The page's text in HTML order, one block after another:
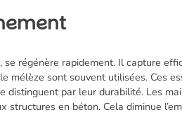
régénère rapidement. Il capture
mélèze sont souvent utilisées. Ces
distinguent par leur durabilité. Les
en béton. Cela diminue